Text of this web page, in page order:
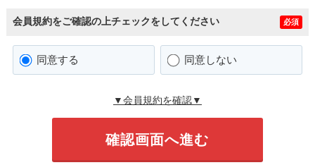
会員規約をご確認の上チェックをしてください 必須
同意する 同意しない
▼会員規約を確認▼